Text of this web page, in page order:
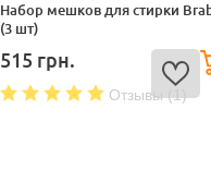
Набор мешков для стирки
(3 шт)
515 грн.
Отзывы (1)